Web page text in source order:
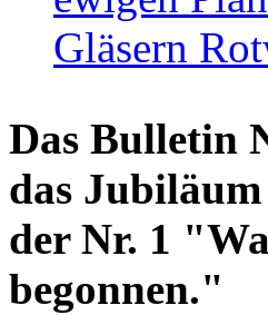
Gläsern
Das Bulletin
das
der Nr. 1
begonnen."